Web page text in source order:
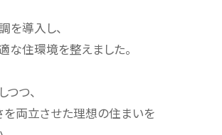
を導入し、
な住環境を整えました。
つ、
を両立させた理想の住まいを